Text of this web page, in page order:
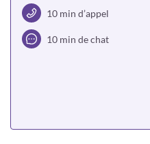
10 min d’appel
10 min de chat